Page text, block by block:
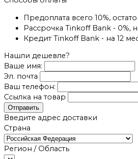
Предоплата всего 10%,
Рассрочка Tinkoff Bank - 0%,
Кредит Tinkoff Bank - на 12
Нашли дешевле?
Ваше имя:
Эл. почта
Ваш телефон:
Ссылка на товар
Отправить
Введите адрес доставки
Страна
Регион / Область